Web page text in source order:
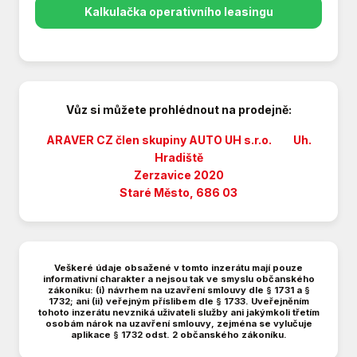
Hlídání jízdního pruhu
Imobilizér
LED denní svícení
Multifunkční volant
Nouzové brzdění (PEBS)
Parkovací asistent
Parkovací kamera
Parkovací senzory přední
Parkovací senzory zadní
Plní 'EURO VI'
Kalkulačka operativního leasingu
Vůz si můžete prohlédnout na prodejně:
ARAVER CZ člen skupiny AUTO UH s.r.o. Uh.
Hradiště
Zerzavice 2020
Staré Město, 686 03
Veškeré údaje obsažené v tomto inzerátu mají pouze
informativní charakter a nejsou tak ve smyslu občanského
zákoníku: (i) návrhem na uzavření smlouvy dle § 1731 a §
1732; ani (ii) veřejným příslibem dle § 1733. Uveřejněním
tohoto inzerátu nevzniká uživateli služby ani jakýmkoli třetím
osobám nárok na uzavření smlouvy, zejména se vylučuje
aplikace § 1732 odst. 2 občanského zákoníku.